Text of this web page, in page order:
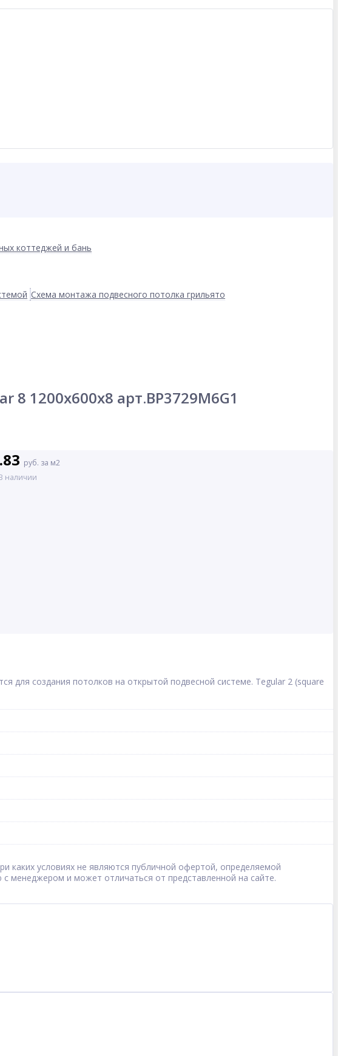
коттеджей и бань
Схема монтажа подвесного потолка грильято
1200x600x8 арт.BP3729M6G1
руб. за м2
наличии
для создания потолков на открытой подвесной системе. Tegular 2 (square
каких условиях не являются публичной офертой, определяемой
менеджером и может отличаться от представленной на сайте.